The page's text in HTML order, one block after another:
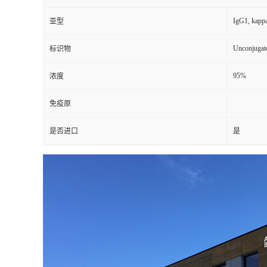
亚型 IgG1,
标识物
浓度 95%
免疫原
是否进口 是